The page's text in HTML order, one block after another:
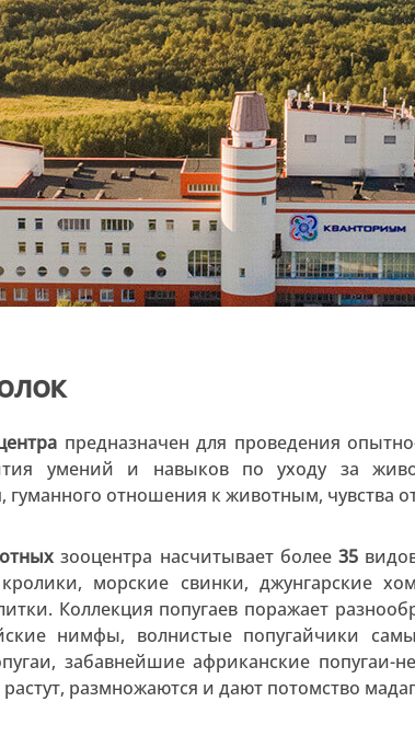
предназначен для проведения
умений и навыков по уходу за
гуманного отношения к животным, чувства
зооцентра насчитывает более35
морские свинки, джунгарские
Коллекция попугаев поражает
нимфы, волнистые попугайчики
забавнейшие африканские попугаи-
растут, размножаются и дают потомство